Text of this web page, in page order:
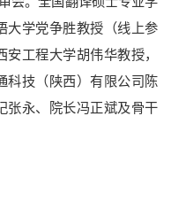
大学党争胜教授（线上参
工程大学胡伟华教授，
科技（陕西）有限公司陈
张永、院长冯正斌及骨干